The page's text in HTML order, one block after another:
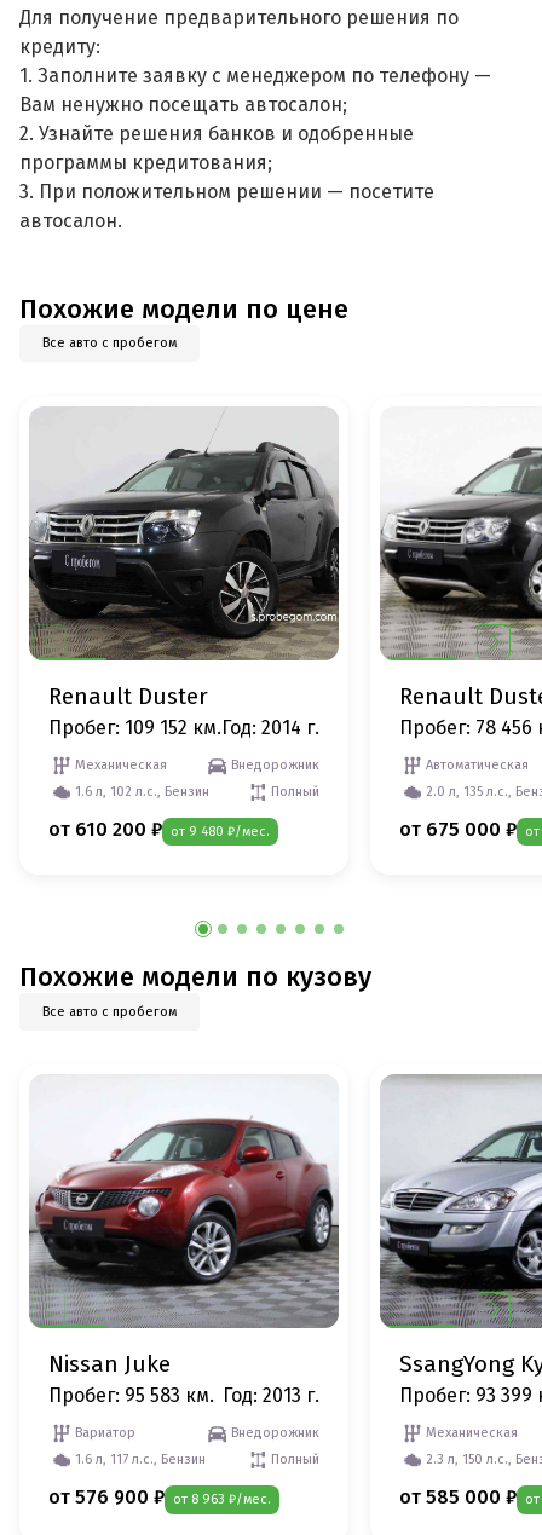
Для получение предварительного решения по
кредиту:
1. Заполните заявку с менеджером по телефону —
Вам ненужно посещать автосалон;
2. Узнайте решения банков и одобренные
программы кредитования;
3. При положительном решении — посетите
автосалон.
Похожие модели по цене
Все авто с пробегом
Renault Duster
Пробег: 109 152 км.Год: 2014 г.
Механическая
Внедорожник
1.6 л, 102 л.с., Бензин
Полный
от 610 200 ₽ от 9 480 ₽/мес.
Renault
Пробег: 78 456
Автоматическая
2.0 л, 135 л.с.,
от 675 000 ₽
Похожие модели по кузову
Все авто с пробегом
Nissan Juke
Пробег: 95 583 км. Год: 2013 г.
Вариатор
Внедорожник
1.6 л, 117 л.с., Бензин
Полный
от 576 900 ₽ от 8 963 ₽/мес.
SsangYong
Пробег: 93 399
Механическая
2.3 л, 150 л.с.,
от 585 000 ₽